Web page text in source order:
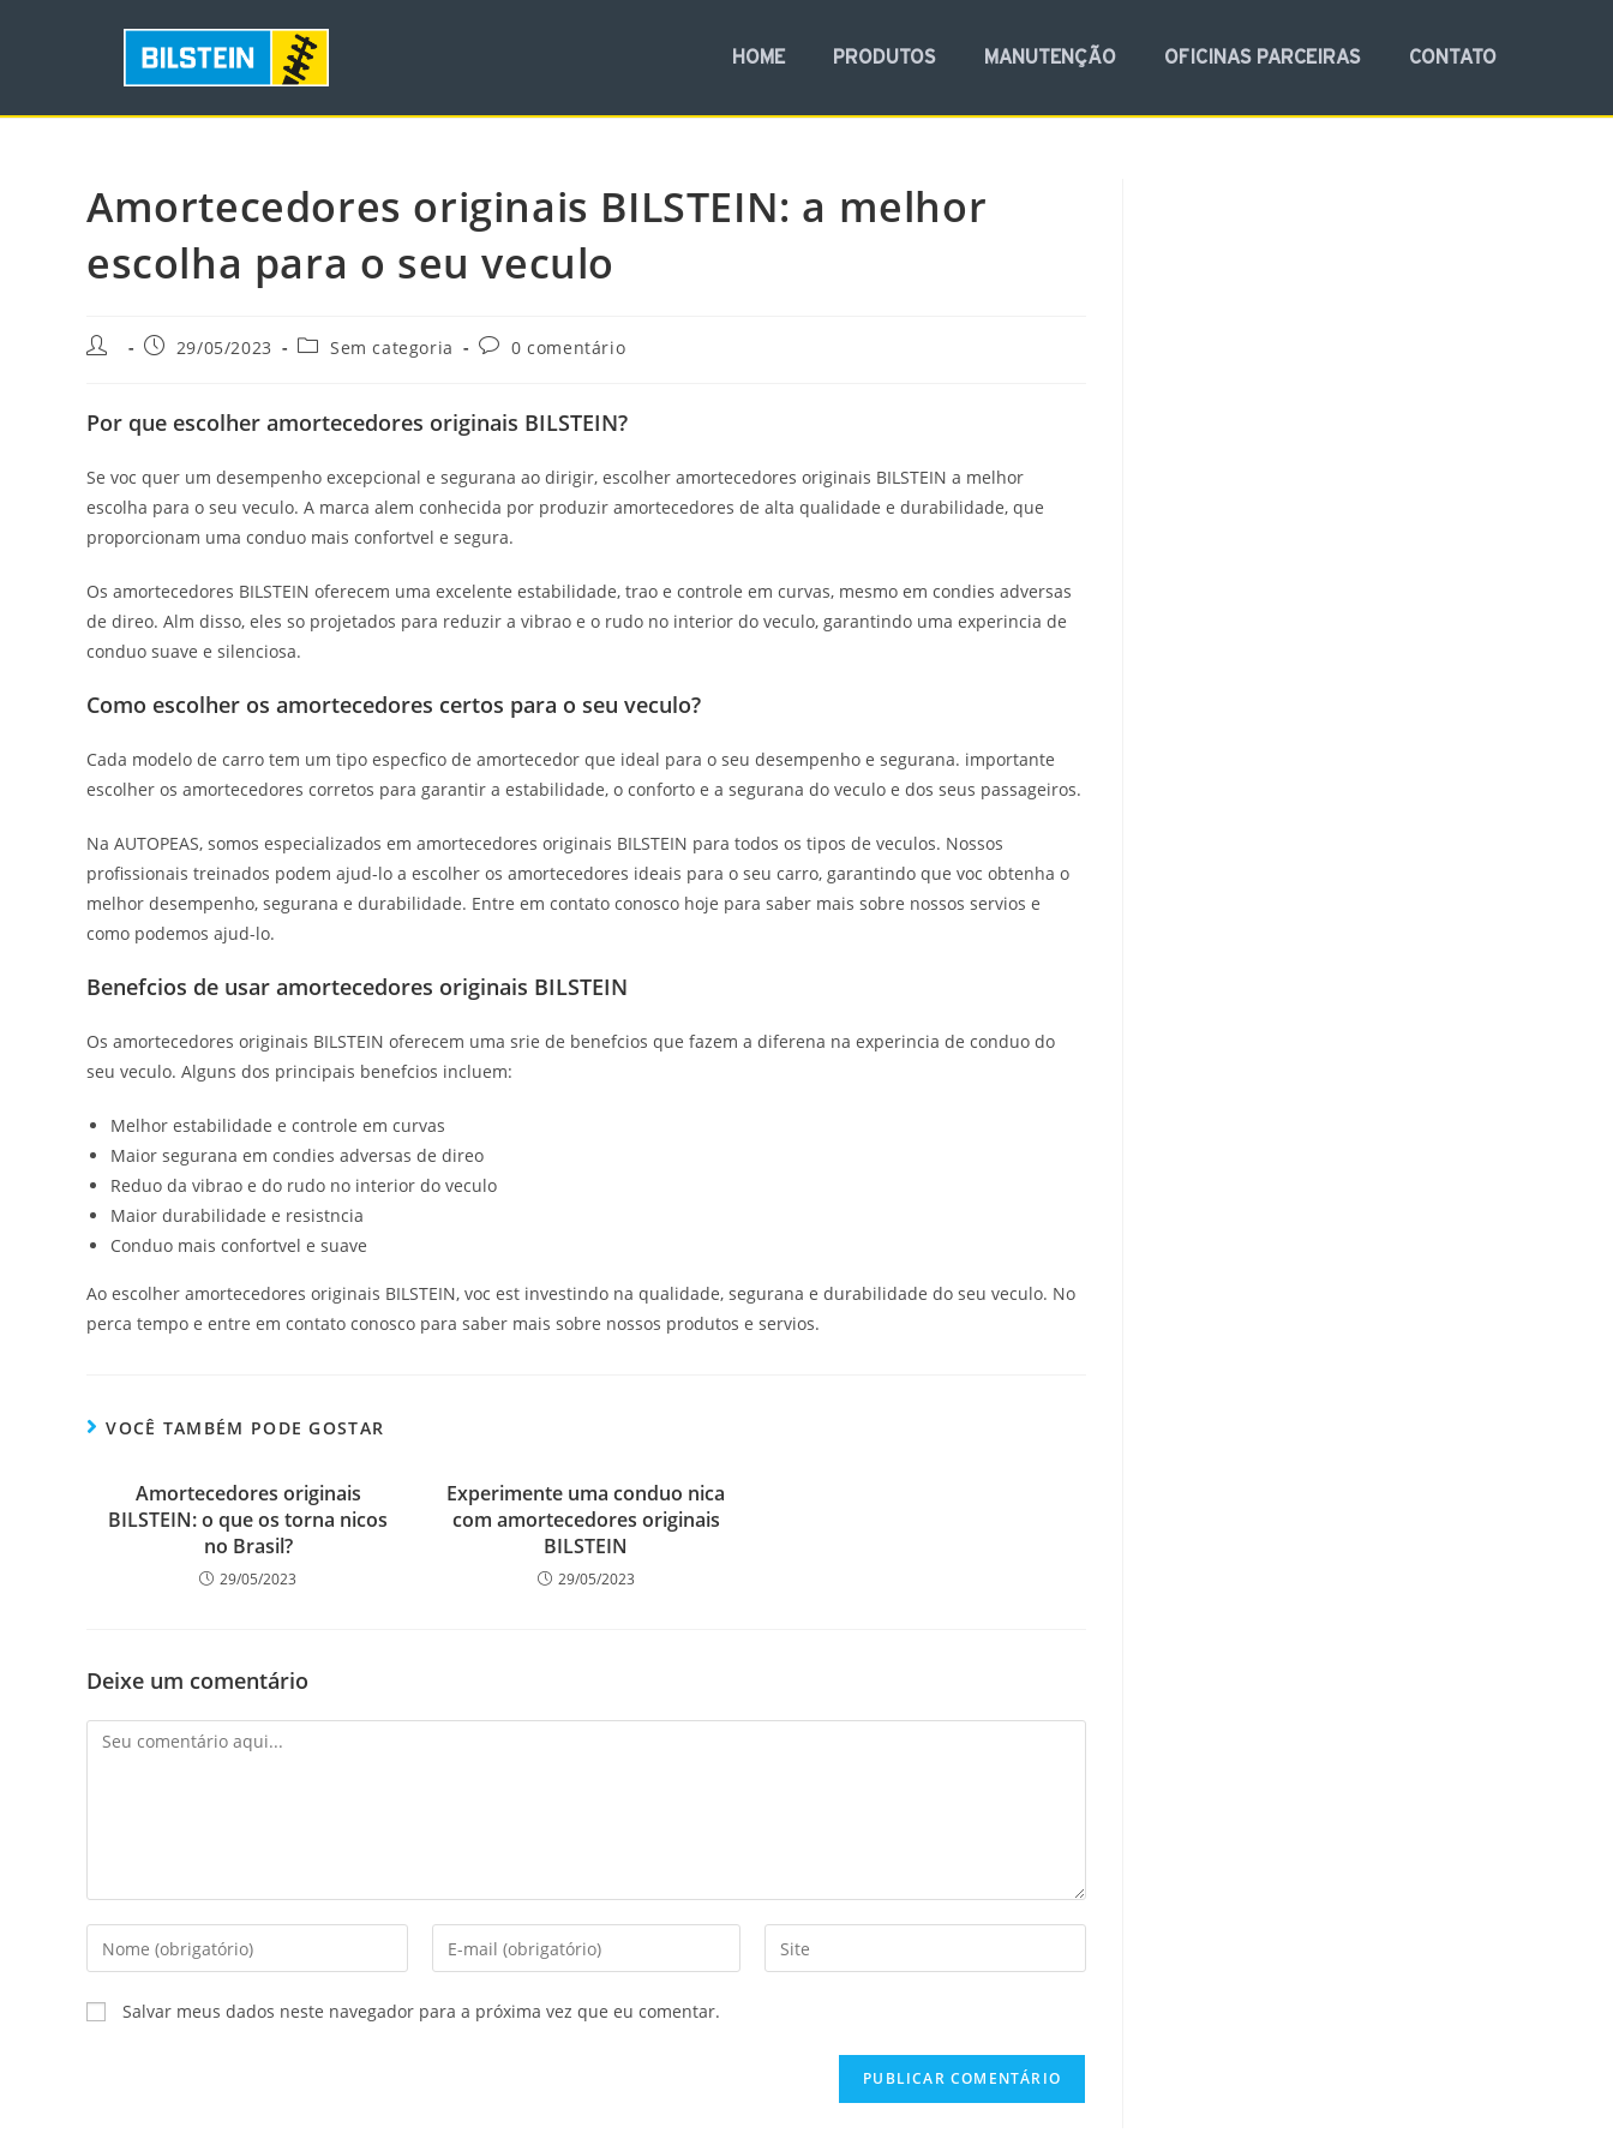
HOME PRODUTOS MANUTENÇÃO OFICINAS PARCEIRAS CONTATO
Amortecedores originais BILSTEIN: a melhor
escolha para o seu veculo
29/05/2023 Sem categoria 0 comentário
Por que escolher amortecedores originais BILSTEIN?
Se voc quer um desempenho excepcional e segurana ao dirigir, escolher amortecedores originais BILSTEIN a melhor
escolha para o seu veculo. A marca alem conhecida por produzir amortecedores de alta qualidade e durabilidade, que
proporcionam uma conduo mais confortvel e segura.
Os amortecedores BILSTEIN oferecem uma excelente estabilidade, trao e controle em curvas, mesmo em condies adversas
de direo. Alm disso, eles so projetados para reduzir a vibrao e o rudo no interior do veculo, garantindo uma experincia de
conduo suave e silenciosa.
Como escolher os amortecedores certos para o seu veculo?
Cada modelo de carro tem um tipo especfico de amortecedor que ideal para o seu desempenho e segurana. importante
escolher os amortecedores corretos para garantir a estabilidade, o conforto e a segurana do veculo e dos seus passageiros.
Na AUTOPEAS, somos especializados em amortecedores originais BILSTEIN para todos os tipos de veculos. Nossos
profissionais treinados podem ajud-lo a escolher os amortecedores ideais para o seu carro, garantindo que voc obtenha o
melhor desempenho, segurana e durabilidade. Entre em contato conosco hoje para saber mais sobre nossos servios e
como podemos ajud-lo.
Benefcios de usar amortecedores originais BILSTEIN
Os amortecedores originais BILSTEIN oferecem uma srie de benefcios que fazem a diferena na experincia de conduo do
seu veculo. Alguns dos principais benefcios incluem:
Melhor estabilidade e controle em curvas
Maior segurana em condies adversas de direo
Reduo da vibrao e do rudo no interior do veculo
Maior durabilidade e resistncia
Conduo mais confortvel e suave
Ao escolher amortecedores originais BILSTEIN, voc est investindo na qualidade, segurana e durabilidade do seu veculo. No
perca tempo e entre em contato conosco para saber mais sobre nossos produtos e servios.
VOCÊ TAMBÉM PODE GOSTAR
Amortecedores originais
BILSTEIN: o que os torna nicos
no Brasil?
29/05/2023
Experimente uma conduo nica
com amortecedores originais
BILSTEIN
29/05/2023
Deixe um comentário
Salvar meus dados neste navegador para a próxima vez que eu comentar.